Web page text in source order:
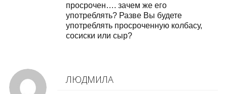
просрочен…. зачем же его
употреблять? Разве Вы будете
употреблять просроченную колбасу,
сосиски или сыр?
ЛЮДМИЛА